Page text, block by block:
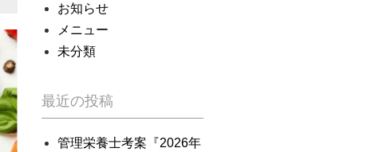
お知らせ
メニュー
未分類
最近の投稿
管理栄養士考案『2026年